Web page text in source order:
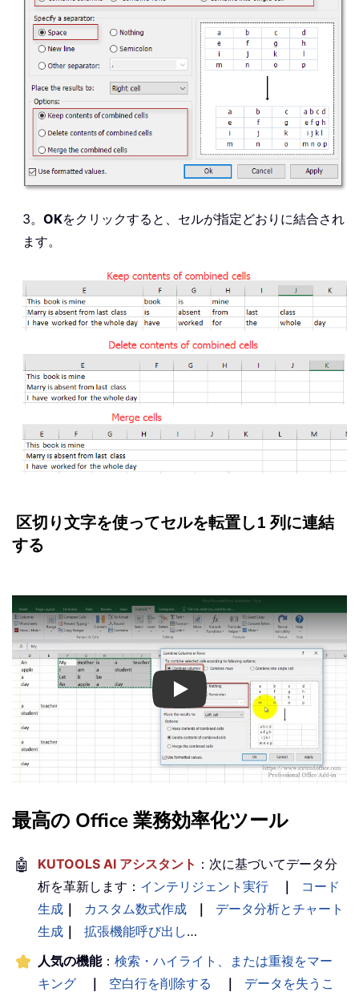
3。 OKをクリックすると、セルが指定どおりに結合され
ます。
区切り文字を使ってセルを転置し1 列に連結
する
Play
最高の Office 業務効率化ツール
🤖 KUTOOLS AI アシスタント ：次に基づいてデータ分
析を革新します： インテリジェント実行 ｜
コード
生成 ｜ カスタム数式作成 ｜
データ分析とチャート
生成 ｜ 拡張機能呼び出し…
人気の機能： 検索・ハイライト、または重複をマー
キング
｜ 空白行を削除する ｜
データを失うこ